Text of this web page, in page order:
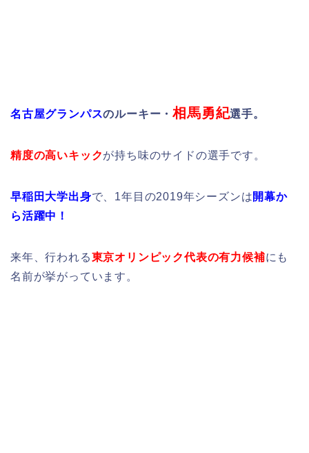
名古屋グランパスのルーキー・相馬勇紀選手。
精度の高いキックが持ち味のサイドの選手です。
早稲田大学出身で、1年目の2019年シーズンは開幕か
ら活躍中！
来年、行われる東京オリンピック代表の有力候補にも
名前が挙がっています。